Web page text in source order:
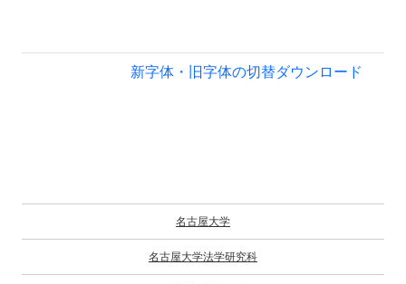
新字体・旧字体の切替ダウンロード
名古屋大学
名古屋大学法学研究科